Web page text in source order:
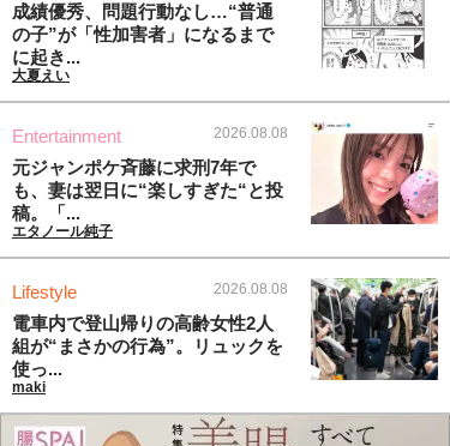
成績優秀、問題行動なし…“普通
の子”が「性加害者」になるまで
に起き...
大夏えい
Entertainment 2026.08.08
元ジャンポケ斉藤に求刑7年で
も、妻は翌日に“楽しすぎた“と投
稿。「...
エタノール純子
Lifestyle 2026.08.08
電車内で登山帰りの高齢女性2人
組が“まさかの行為”。リュックを
使っ...
maki